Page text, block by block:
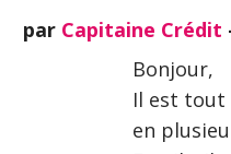
par Capitaine Crédit
Bonjour,
Il est tout
en